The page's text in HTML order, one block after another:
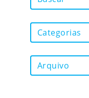
Categorias
Arquivo